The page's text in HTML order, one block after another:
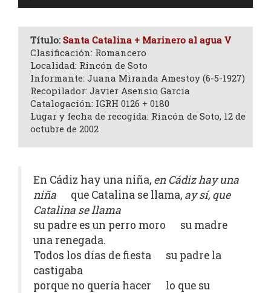
Título: Santa Catalina + Marinero al agua V
Clasificación: Romancero
Localidad: Rincón de Soto
Informante: Juana Miranda Amestoy (6-5-1927)
Recopilador: Javier Asensio García
Catalogación: IGRH 0126 + 0180
Lugar y fecha de recogida: Rincón de Soto, 12 de
octubre de 2002
En Cádiz hay una niña, en Cádiz hay una
niña que Catalina se llama, ay sí, que
Catalina se llama
su padre es un perro moro su madre
una renegada.
Todos los días de fiesta su padre la
castigaba
porque no quería hacer lo que su